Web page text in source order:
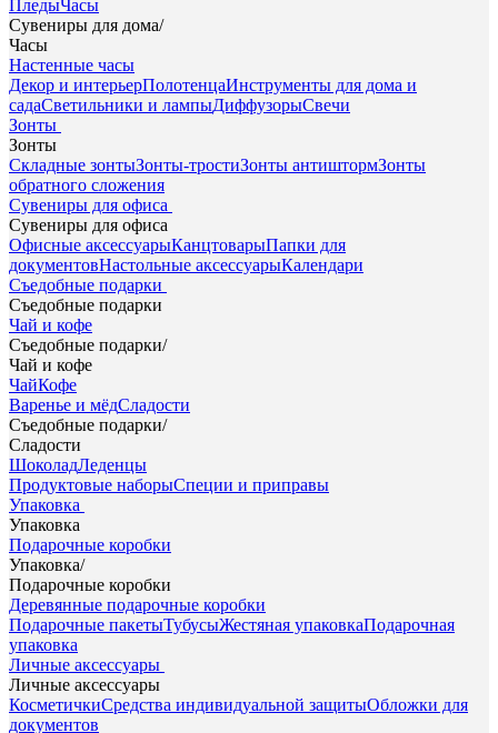
ПледыЧасы
Сувениры для дома/
Часы
Настенные часы
Декор и интерьерПолотенцаИнструменты для дома и
садаСветильники и лампыДиффузорыСвечи
Зонты
Зонты
Складные зонтыЗонты-тростиЗонты антиштормЗонты
обратного сложения
Сувениры для офиса
Сувениры для офиса
Офисные аксессуарыКанцтоварыПапки для
документовНастольные аксессуарыКалендари
Съедобные подарки
Съедобные подарки
Чай и кофе
Съедобные подарки/
Чай и кофе
ЧайКофе
Варенье и мёдСладости
Съедобные подарки/
Сладости
ШоколадЛеденцы
Продуктовые наборыСпеции и приправы
Упаковка
Упаковка
Подарочные коробки
Упаковка/
Подарочные коробки
Деревянные подарочные коробки
Подарочные пакетыТубусыЖестяная упаковкаПодарочная
упаковка
Личные аксессуары
Личные аксессуары
КосметичкиСредства индивидуальной защитыОбложки для
документов